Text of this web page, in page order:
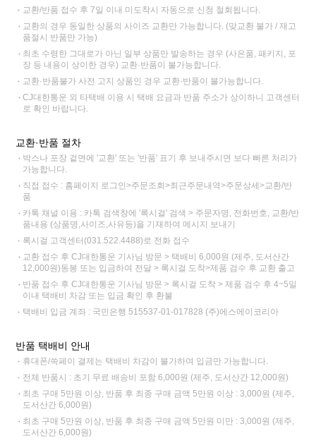
교환/반품 접수 후 7일 이내 미도착시 자동으로 신청 철회됩니다.
교환의 경우 동일한 상품의 사이즈 교환만 가능합니다. (맞교환 불가 / 재고
품절시 반품만 가능)
최초 수령한 그대로가 아닌 일부 상품만 발송하는 경우 (사은품, 패키지, 포
장 등 내용이 상이한 경우) 교환·반품이 불가능합니다.
교환·반품불가 사전 고지 상품인 경우 교환·반품이 불가능합니다.
CJ대한통운 외 타택배 이용 시 택배 요금과 반품 주소가 상이하니 고객센터
로 확인 바랍니다.
교환·반품 절차
박스나 포장 겉면에 '교환' 또는 '반품' 표기 후 보내주시면 보다 빠른 처리가
가능합니다.
직접 접수 : 홈페이지 로그인>주문조회>최근주문내역>주문상세>교환/반
품
카톡 채널 이용 : 카톡 검색창에 '록시걸' 검색 > 주문자명, 전화번호, 교환/반
품내용 (상품명,사이즈,사유등)을 기재하여 메시지 보내기
록시걸 고객센터(031.522.4488)로 전화 접수
교환 접수 후 CJ대한통운 기사님 방문 > 택배비 6,000원 (제주, 도서산간
12,000원)동봉 또는 입금하여 전달 > 록시걸 도착>제품 검수 후 교환 출고
반품 접수 후 CJ대한통운 기사님 방문 > 록시걸 도착 > 제품 검수 후 4~5일
이내 택배비 차감 또는 입금 확인 후 환불
택배비 입금 계좌 : 국민은행 515537-01-017828 (주)에스에이코리아
반품 택배비 안내
휴대폰/쓱페이 결제는 택배비 차감이 불가하여 입금만 가능합니다.
전체 반품시 : 초기 무료 배송비 포함 6,000원 (제주, 도서산간 12,000원)
최초 구매 5만원 이상, 반품 후 최종 구매 금액 5만원 이상 : 3,000원 (제주,
도서산간 6,000원)
최초 구매 5만원 이상, 반품 후 최종 구매 금액 5만원 미만 : 3,000원 (제주,
도서산간 6,000원)